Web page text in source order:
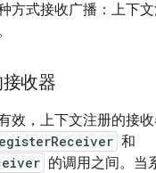
方式接收广播：上下
收器
效，上下文注册的接收
和
的调用之间。当